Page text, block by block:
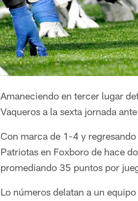
Amaneciendo en tercer lugar
Vaqueros a la sexta jornada
Con marca de 1-4 y
Patriotas en Foxboro de hace
promediando 35 puntos por
Lo números delatan a un